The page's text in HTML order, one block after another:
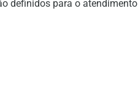
definidos para o atendimento